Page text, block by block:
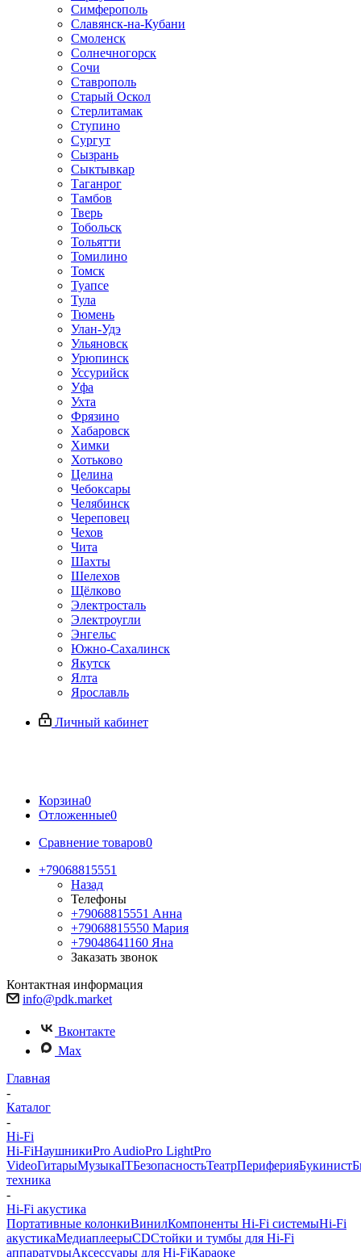
Симферополь
Славянск-на-Кубани
Смоленск
Солнечногорск
Сочи
Ставрополь
Старый Оскол
Стерлитамак
Ступино
Сургут
Сызрань
Сыктывкар
Таганрог
Тамбов
Тверь
Тобольск
Тольятти
Томилино
Томск
Туапсе
Тула
Тюмень
Улан-Удэ
Ульяновск
Урюпинск
Уссурийск
Уфа
Ухта
Фрязино
Хабаровск
Химки
Хотьково
Целина
Чебоксары
Челябинск
Череповец
Чехов
Чита
Шахты
Шелехов
Щёлково
Электросталь
Электроугли
Энгельс
Южно-Сахалинск
Якутск
Ялта
Ярославль
Личный кабинет
Корзина0
Отложенные0
Сравнение товаров0
+79068815551
Назад
Телефоны
+79068815551 Анна
+79068815550 Мария
+79048641160 Яна
Заказать звонок
Контактная информация
info@pdk.market
Вконтакте
Max
Главная
-
Каталог
-
Hi-Fi
Hi-FiНаушникиPro AudioPro LightPro
VideoГитарыМузыкаITБезопасностьТеатрПериферияБукинист
техника
-
Hi-Fi акустика
Портативные колонкиВинилКомпоненты Hi-Fi системыHi-Fi
акустикаМедиаплеерыCDСтойки и тумбы для Hi-Fi
аппаратурыАксессуары для Hi-FiКараоке